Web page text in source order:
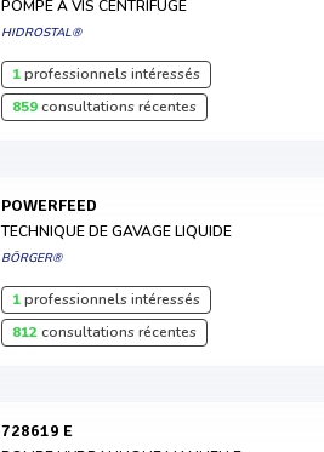
POMPE À VIS CENTRIFUGE
HIDROSTAL®
1professionnels intéressés
859consultations récentes
POWERFEED
TECHNIQUE DE GAVAGE LIQUIDE
BÖRGER®
1professionnels intéressés
812consultations récentes
728619 E